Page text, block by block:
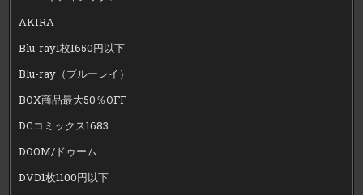
AKIRA
Blu-ray1枚1650円以下
Blu-ray（ブルーレイ）
BOX商品最大50％OFF
DCコミックス1683
DOOM/ドゥーム
DVD1枚1100円以下